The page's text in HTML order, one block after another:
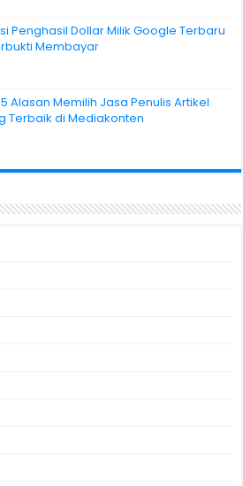
Penghasil Dollar Milik Google Terbaru
Membayar
Alasan Memilih Jasa Penulis Artikel
Terbaik di Mediakonten